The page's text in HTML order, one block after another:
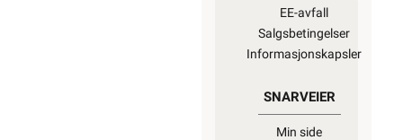
EE-avfall
Salgsbetingelser
Informasjonskapsler
SNARVEIER
Min side